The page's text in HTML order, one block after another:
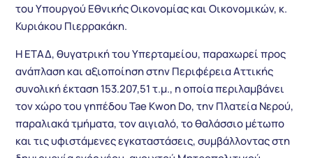
του Υπουργού Εθνικής Οικονομίας και Οικονομικών, κ.
Κυριάκου Πιερρακάκη.
Η ΕΤΑΔ, θυγατρική του Υπερταμείου, παραχωρεί προς
ανάπλαση και αξιοποίηση στην Περιφέρεια Αττικής
συνολική έκταση 153.207,51 τ.μ., η οποία περιλαμβάνει
τον χώρο του γηπέδου Tae Kwon Do, την Πλατεία Νερού,
παραλιακά τμήματα, τον αιγιαλό, το θαλάσσιο μέτωπο
και τις υφιστάμενες εγκαταστάσεις, συμβάλλοντας στη